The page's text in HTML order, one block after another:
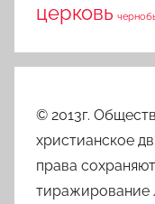
церковь
© 2013г.
христианское
права
тиражирование